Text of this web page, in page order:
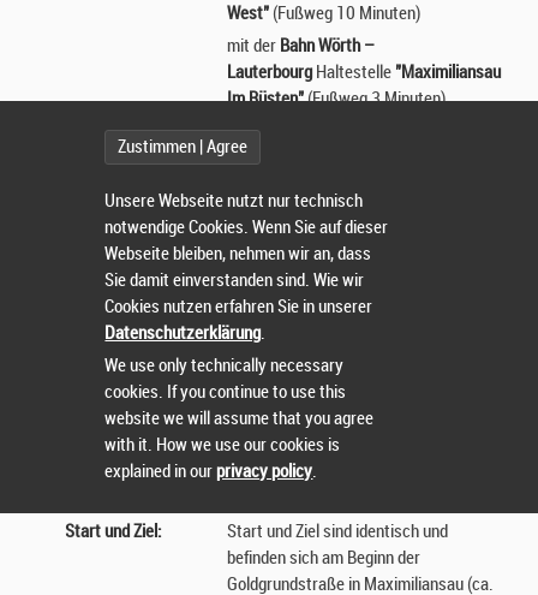
West" (Fußweg 10 Minuten)
mit der Bahn Wörth –
Lauterbourg Haltestelle "Maximiliansau
Im Rüsten"(Fußweg 3 Minuten).
mit dem PKW: Tullastraße, 76744
Parkmöglichkeiten:
Parkplätze stehen im Bereich
Tullahalle/Rheinhalle zur Verfügung.
Startnummern­
ausgabe:
ab 17:00 Uhr in der
Tullahalle, Kronenstraße 12, 76744
Wörth-Maximiliansau
Die Startnummern sind während des
gesamten Laufs gut sichtbar auf der
Brust zu tragen.
Zeitmessung:
Brutto-Zeitmessung mit in die
Startnummer integriertem Chip durch
Start und Ziel:
Start und Ziel sind identisch und
befinden sich am Beginn der
Goldgrundstraße in Maximiliansau (ca.
Zustimmen | Agree
Unsere Webseite nutzt nur technisch
notwendige Cookies. Wenn Sie auf dieser
Webseite bleiben, nehmen wir an, dass
Sie damit einverstanden sind. Wie wir
Cookies nutzen erfahren Sie in unserer
Datenschutzerklärung.
We use only technically necessary
cookies. If you continue to use this
website we will assume that you agree
with it. How we use our cookies is
explained in ourprivacy policy.